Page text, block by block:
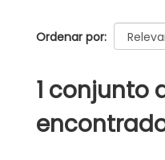
Ordenar por
1 conjunto